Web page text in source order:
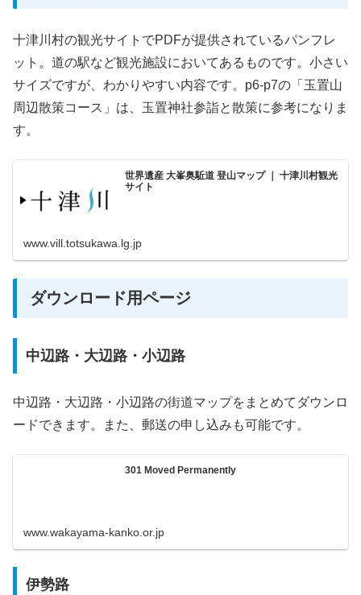
十津川村の観光サイトでPDFが提供されているパンフレ
ット。道の駅など観光施設においてあるものです。小さい
サイズですが、わかりやすい内容です。p6-p7の「玉置山
周辺散策コース」は、玉置神社参詣と散策に参考になりま
す。
世界遺産 大峯奥駈道 登山マップ ｜ 十津川村観光
サイト
www.vill.totsukawa.lg.jp
ダウンロード用ページ
中辺路・大辺路・小辺路
中辺路・大辺路・小辺路の街道マップをまとめてダウンロ
ードできます。また、郵送の申し込みも可能です。
301 Moved Permanently
www.wakayama-kanko.or.jp
伊勢路